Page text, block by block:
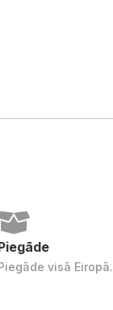
visā Eiropā.